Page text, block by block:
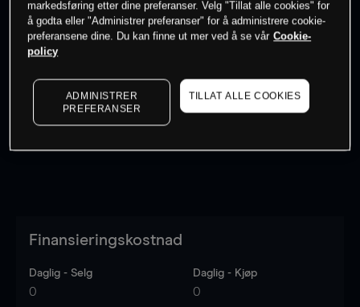
Kursene er veiledende. to see latest market data
Finansieringskostnad
Daglig - Selg
0
Daglig - Kjøp
0
markedsføring etter dine preferanser. Velg "Tillat alle cookies" for
å godta eller "Administrer preferanser" for å administrere cookie-
preferansene dine. Du kan finne ut mer ved å se vår Cookie-
policy
ADMINISTRER
PREFERANSER
TILLAT ALLE COOKIES